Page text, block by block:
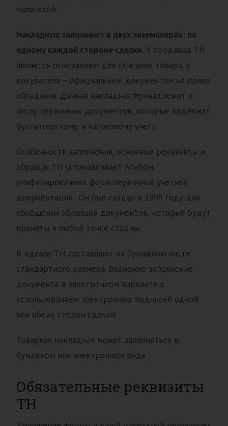
налоговой.
Накладную заполняют в двух экземплярах: по
одному каждой стороне сделки. У продавца ТН
является основанием для списания товара, у
покупателя – официальным документом на право
обладания. Данная накладная принадлежит к
числу первичных документов, которые подлежат
бухгалтерскому и налоговому учету.
Особенности заполнения, основные реквизиты и
образцы ТН устанавливает Альбом
унифицированных форм первичной учетной
документации . Он был создан в 1998 году для
обобщения образцов документов, которые будут
приняты в любой точке страны.
В идеале ТН составляют на бумажном листе
стандартного размера. Возможно заполнение
документа в электронном варианте с
использованием электронных подписей одной
или обеих сторон сделки.
Товарная накладная может заполняться в
бумажном или электронном виде
Обязательные реквизиты
ТН